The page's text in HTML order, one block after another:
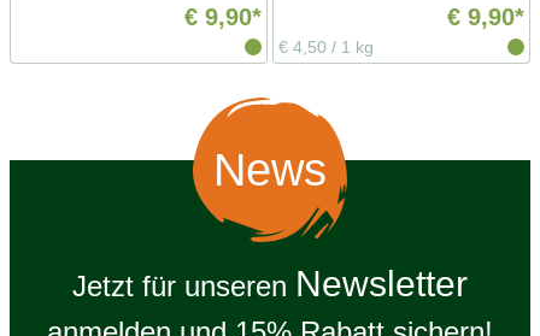
€ 9,90* € 9,90*
€ 4,50 / 1 kg
News
Jetzt für unseren Newsletter